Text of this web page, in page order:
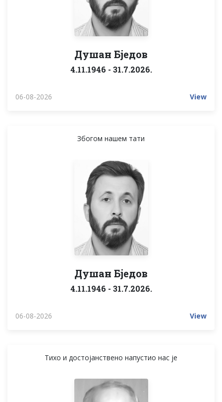
Душан Бједов
4.11.1946 - 31.7.2026.
06-08-2026 View
Збогом нашем тати
Душан Бједов
4.11.1946 - 31.7.2026.
06-08-2026 View
Тихо и достојанствено напустиo нас је